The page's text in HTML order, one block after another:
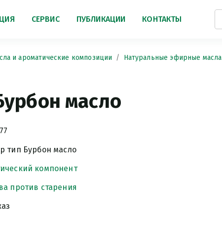
СЕРВИС ПУБЛИКАЦИИ КОНТАКТЫ
и ароматические композиции Натуральные эфирные масла
масло
тип Бурбон масло
компонент
против старения